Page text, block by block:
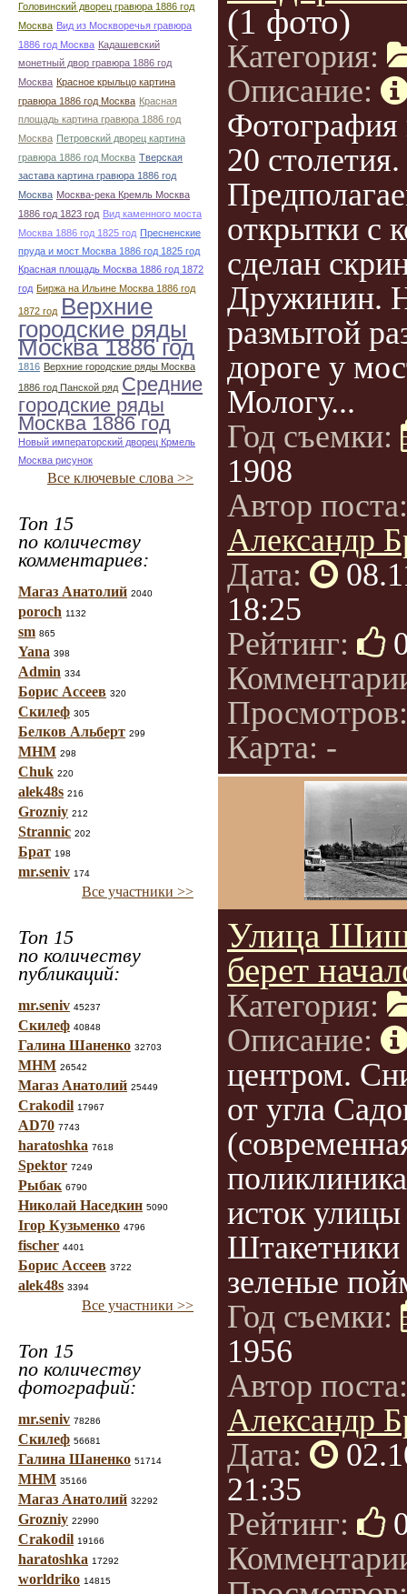
Головинский дворец гравюра 1886 год
Москва Вид из Москворечья гравюра
1886 год Москва Кадашевский
монетный двор гравюра 1886 год
Москва Красное крыльцо картина
гравюра 1886 год Москва Красная
площадь картина гравюра 1886 год
Москва Петровский дворец картина
гравюра 1886 год Москва Тверская
застава картина гравюра 1886 год
Москва Москва-река Кремль Москва
1886 год 1823 год Вид каменного моста
Москва 1886 год 1825 год Пресненские
пруда и мост Москва 1886 год 1825 год
Красная площадь Москва 1886 год 1872
год Биржа на Ильине Москва 1886 год
1872 год Верхние
городские ряды
Москва 1886 год
1816 Верхние городские ряды Москва
1886 год Панской ряд Средние
городские ряды
Москва 1886 год
Новый императорский дворец Крмель
Москва рисунок
Все ключевые слова >>
Топ 15
по количеству
комментариев:
Магаз Анатолий 2040
poroch 1132
sm 865
Yana 398
Admin 334
Борис Ассеев 320
Скилеф 305
Белков Альберт 299
МНМ 298
Chuk 220
alek48s 216
Grozniy 212
Strannic 202
Брат 198
mr.seniv 174
Все участники >>
Топ 15
по количеству
публикаций:
mr.seniv 45237
Скилеф 40848
Галина Шаненко 32703
МНМ 26542
Магаз Анатолий 25449
Crakodil 17967
AD70 7743
haratoshka 7618
Spektor 7249
Рыбак 6790
Николай Наседкин 5090
Ігор Кузьменко 4796
fischer 4401
Борис Ассеев 3722
alek48s 3394
Все участники >>
Топ 15
по количеству
фотографий:
mr.seniv 78286
Скилеф 56681
Галина Шаненко 51714
МНМ 35166
Магаз Анатолий 32292
Grozniy 22990
Crakodil 19166
haratoshka 17292
worldriko 14815
(1 фото)
Категория:
Описание:
Фотография
20 столетия.
открытки с
сделан
Дружинин.
размытой
дороге у
Мологу...
Год съемки:
1908
Автор
Александр
Дата:
18:25
Рейтинг:
Карта: -
Улица
берет
Категория:
Описание:
центром.
от угла
исток
зеленые
Год съемки:
1956
Автор
Александр
Дата:
21:35
Рейтинг: